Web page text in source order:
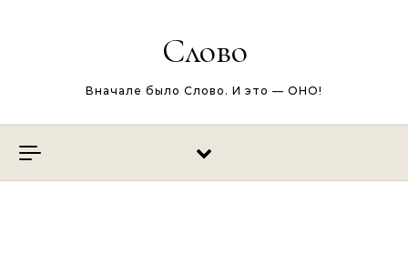
Слово
Вначале было Слово. И это — ОНО!